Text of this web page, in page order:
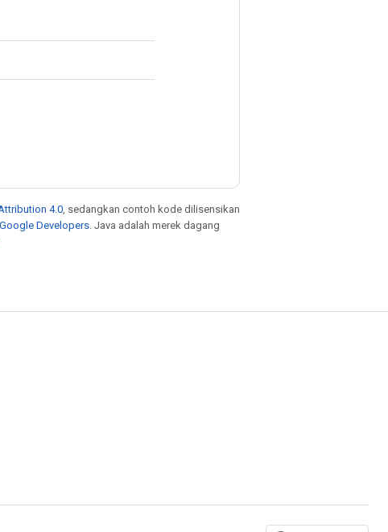
4.0 , sedangkan contoh kode dilisensikan
Developers . Java adalah merek dagang